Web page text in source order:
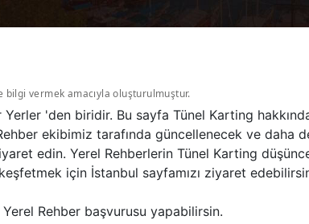
vermek amacıyla oluşturulmuştur.
'den biridir. Bu sayfa Tünel Karting
ekibimiz tarafında güncellenecek ve daha
edin. Yerel Rehberlerin Tünel Karting
için İstanbul sayfamızı ziyaret
Rehber başvurusu yapabilirsin.